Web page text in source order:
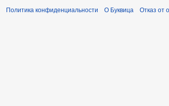
Политика конфиденциальности О Буквица Отказ от